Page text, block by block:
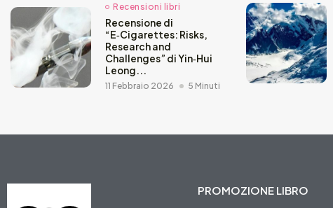
Recensioni libri
Recensione di
“E‑Cigarettes: Risks,
Research and
Challenges” di Yin‑Hui
Leong...
11 Febbraio 2026 5 Minuti
PROMOZIONE LIBRO